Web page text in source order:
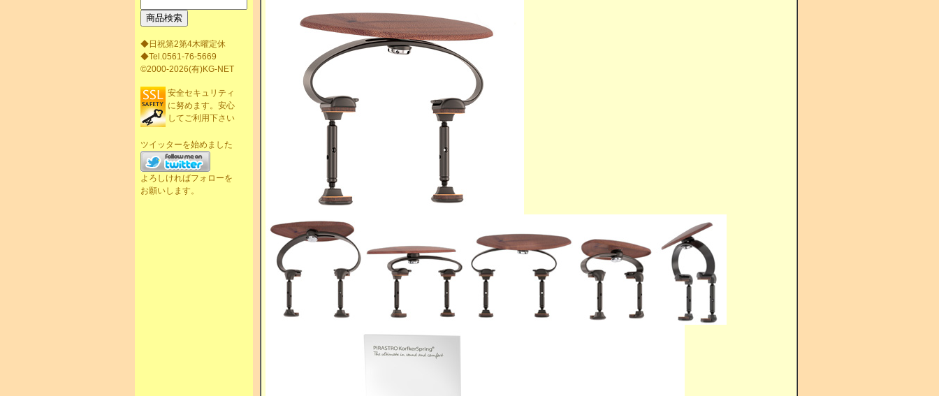
◆日祝第2第4木曜定休
◆Tel.0561-76-5669
©2000-2026(有)KG-NET
安全セキュリティ
に努めます。安心
してご利用下さい
ツイッターを始めました
よろしければフォローを
お願いします。